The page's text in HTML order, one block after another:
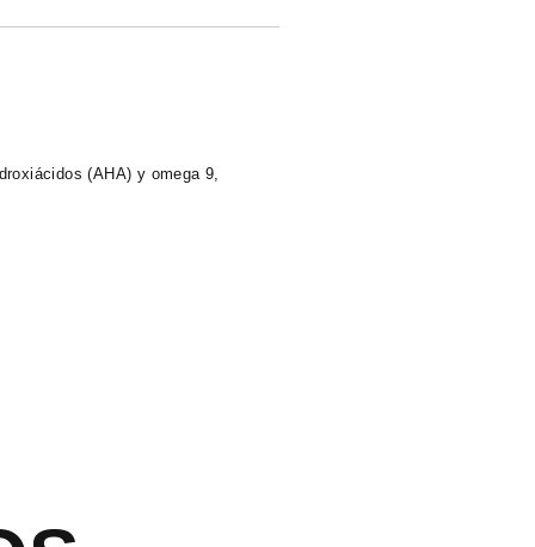
(AHA) y omega 9,